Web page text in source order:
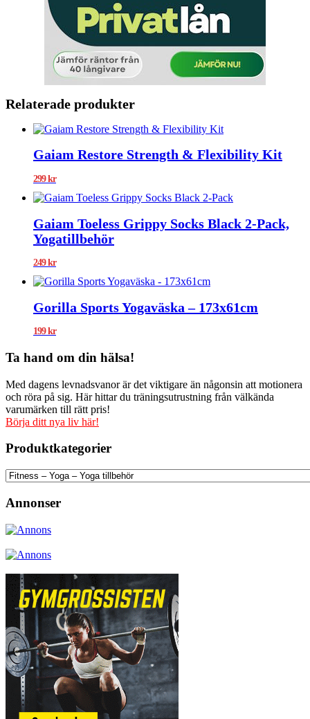
Relaterade produkter
Gaiam Restore Strength & Flexibility Kit
299kr
Gaiam Toeless Grippy Socks Black 2-Pack,
Yogatillbehör
249kr
Gorilla Sports Yogaväska – 173x61cm
199kr
Ta hand om din hälsa!
Med dagens levnadsvanor är det viktigare än någonsin att motionera
och röra på sig. Här hittar du träningsutrustning från välkända
varumärken till rätt pris!
Börja ditt nya liv här!
Produktkategorier
Annonser